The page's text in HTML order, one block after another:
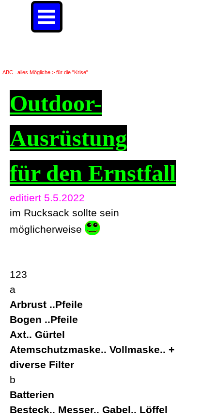
Direkt zum Seiteninhalt
ABC ..alles Mögliche > für die "Krise"
Outdoor-
Ausrüstung
für den Ernstfall
editiert 5.5.2022
im Rucksack sollte sein
möglicherweise
123
a
Arbrust ..Pfeile
Bogen ..Pfeile
Axt.. Gürtel
Atemschutzmaske.. Vollmaske.. +
diverse Filter
b
Batterien
Besteck.. Messer.. Gabel.. Löffel